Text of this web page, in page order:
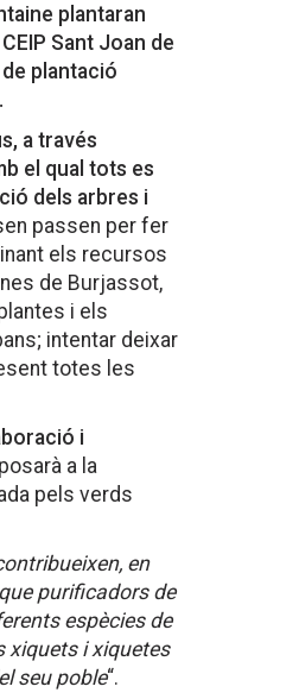
plantaran
Sant Joan de
plantació
a través
el qual tots es
dels arbres i
passen per fer
els recursos
de Burjassot,
i els
intentar deixar
totes les
i
a la
pels verds
en
purificadors de
espècies de
xiquets i xiquetes
seu poble“.